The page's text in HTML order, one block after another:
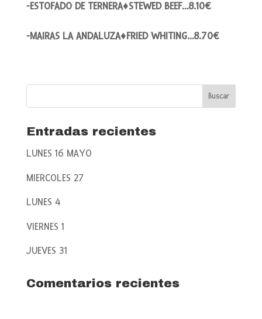
-ESTOFADO DE TERNERA♦STEWED BEEF…8.10€
-MAIRAS LA ANDALUZA♦FRIED WHITING…8.70€
Entradas recientes
LUNES 16 MAYO
MIERCOLES 27
LUNES 4
VIERNES 1
JUEVES 31
Comentarios recientes